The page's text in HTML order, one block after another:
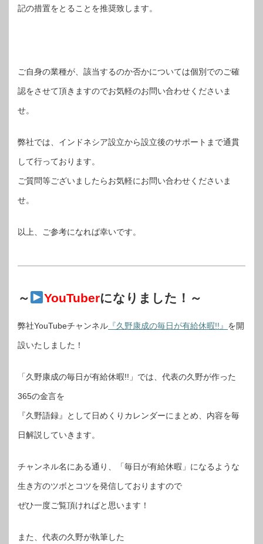
記の措置をとることを推奨致します。
ご自身の業種が、該当するのか否かについては個別でのご確
認をさせて頂きますのでお気軽のお問い合わせくださいま
せ。
弊社では、インドネシア設立から設立後のサポートまで通貫
して行っております。
ご質問等ございましたらお気軽にお問い合わせくださいま
せ。
以上、ご参考になれば幸いです。
～ YouTuberになりました！～
弊社YouTubeチャンネル 『久野康成の毎日が有給休暇!!』 を開
設いたしました！
「久野康成の毎日が有給休暇!!」では、代表の久野が作った
365の金言を
『久野語録』として日めくりカレンダーにまとめ、内容を毎
日解説していきます。
チャンネル名にある通り、「毎日が有給休暇」になるような
生き方のツボとコツを発信しておりますので
ぜひ一度ご覧頂ければと思います！
また、代表の久野が執筆した